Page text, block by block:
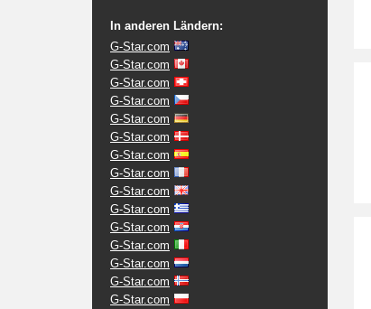
In anderen Ländern:
G-Star.com
G-Star.com
G-Star.com
G-Star.com
G-Star.com
G-Star.com
G-Star.com
G-Star.com
G-Star.com
G-Star.com
G-Star.com
G-Star.com
G-Star.com
G-Star.com
G-Star.com